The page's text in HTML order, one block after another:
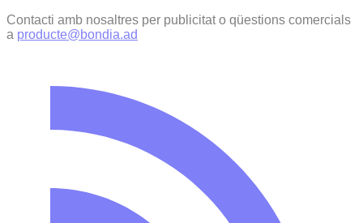
Contacti amb nosaltres per publicitat o qüestions comercials
a producte@bondia.ad